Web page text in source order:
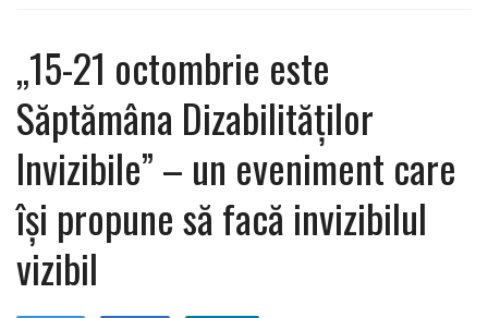
,,15-21 octombrie este
Săptămâna Dizabilităților
Invizibile” – un eveniment care
își propune să facă invizibilul
vizibil